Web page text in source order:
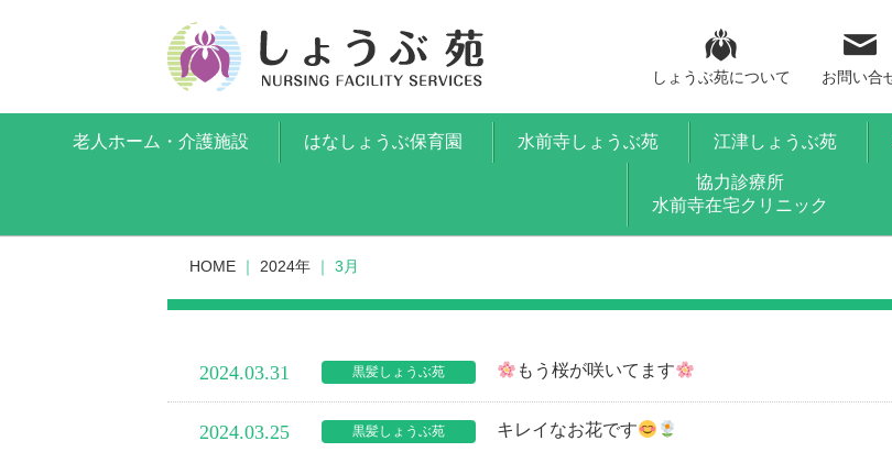
お問い合
しょうぶ苑について
老人ホーム・介護施設 はなしょうぶ保育園 水前寺しょうぶ苑 江津しょうぶ苑
協力診療所
水前寺在宅クリニック
HOME ｜ 2024年 ｜ 3月
2024.03.31 黒髪しょうぶ苑 もう桜が咲いてます
2024.03.25 黒髪しょうぶ苑 キレイなお花です